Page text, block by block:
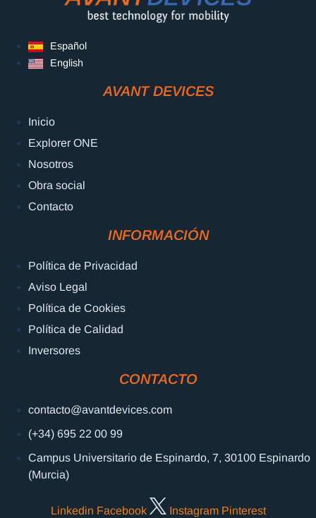
Español
English
AVANT DEVICES
Inicio
Explorer ONE
Nosotros
Obra social
Contacto
INFORMACIÓN
Política de Privacidad
Aviso Legal
Política de Cookies
Política de Calidad
Inversores
CONTACTO
contacto@avantdevices.com
(+34) 695 22 00 99
Campus Universitario de Espinardo, 7, 30100 Espinardo
(Murcia)
Linkedin Facebook Instagram Pinterest